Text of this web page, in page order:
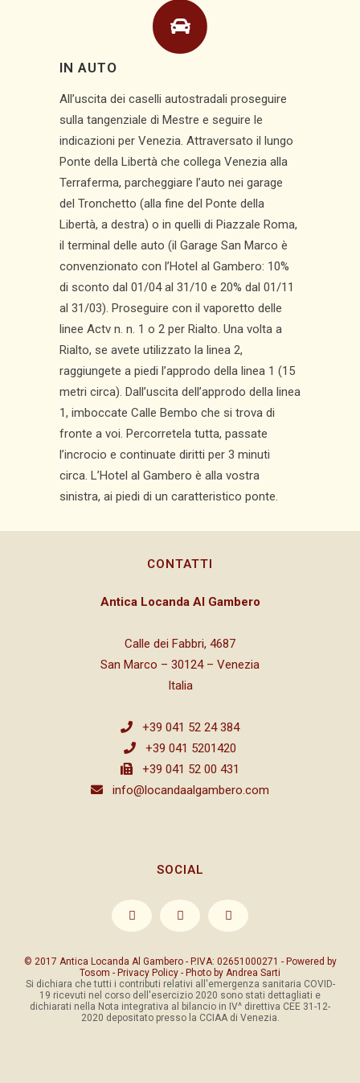
IN AUTO
All’uscita dei caselli autostradali proseguire
sulla tangenziale di Mestre e seguire le
indicazioni per Venezia. Attraversato il lungo
Ponte della Libertà che collega Venezia alla
Terraferma, parcheggiare l’auto nei garage
del Tronchetto (alla fine del Ponte della
Libertà, a destra) o in quelli di Piazzale Roma,
il terminal delle auto (il Garage San Marco è
convenzionato con l’Hotel al Gambero: 10%
di sconto dal 01/04 al 31/10 e 20% dal 01/11
al 31/03). Proseguire con il vaporetto delle
linee Actv n. n. 1 o 2 per Rialto. Una volta a
Rialto, se avete utilizzato la linea 2,
raggiungete a piedi l’approdo della linea 1 (15
metri circa). Dall’uscita dell’approdo della linea
1, imboccate Calle Bembo che si trova di
fronte a voi. Percorretela tutta, passate
l’incrocio e continuate diritti per 3 minuti
circa. L’Hotel al Gambero è alla vostra
sinistra, ai piedi di un caratteristico ponte.
CONTATTI
Antica Locanda Al Gambero
Calle dei Fabbri, 4687
San Marco – 30124 – Venezia
Italia
+39 041 52 24 384
+39 041 5201420
+39 041 52 00 431
info@locandaalgambero.com
SOCIAL
© 2017 Antica Locanda Al Gambero - P.IVA: 02651000271 - Powered by
Tosom - Privacy Policy - Photo by Andrea Sarti
Si dichiara che tutti i contributi relativi all'emergenza sanitaria COVID-
19 ricevuti nel corso dell'esercizio 2020 sono stati dettagliati e
dichiarati nella Nota integrativa al bilancio in IV^ direttiva CEE 31-12-
2020 depositato presso la CCIAA di Venezia.